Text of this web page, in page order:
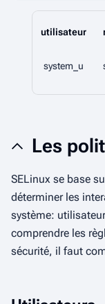
utilisateur
system_u
Les
SELinux se base
déterminer les
système:
comprendre les
sécurité, il faut